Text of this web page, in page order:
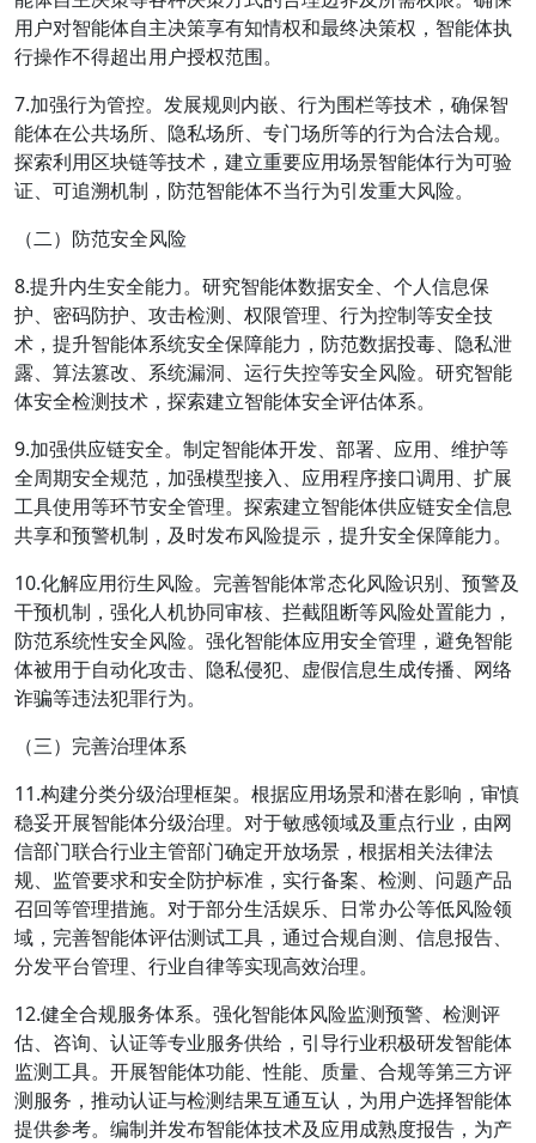
用户对智能体自主决策享有知情权和最终决策权，智能体执
行操作不得超出用户授权范围。
7.加强行为管控。发展规则内嵌、行为围栏等技术，确保智
能体在公共场所、隐私场所、专门场所等的行为合法合规。
探索利用区块链等技术，建立重要应用场景智能体行为可验
证、可追溯机制，防范智能体不当行为引发重大风险。
（二）防范安全风险
8.提升内生安全能力。研究智能体数据安全、个人信息保
护、密码防护、攻击检测、权限管理、行为控制等安全技
术，提升智能体系统安全保障能力，防范数据投毒、隐私泄
露、算法篡改、系统漏洞、运行失控等安全风险。研究智能
体安全检测技术，探索建立智能体安全评估体系。
9.加强供应链安全。制定智能体开发、部署、应用、维护等
全周期安全规范，加强模型接入、应用程序接口调用、扩展
工具使用等环节安全管理。探索建立智能体供应链安全信息
共享和预警机制，及时发布风险提示，提升安全保障能力。
10.化解应用衍生风险。完善智能体常态化风险识别、预警及
干预机制，强化人机协同审核、拦截阻断等风险处置能力，
防范系统性安全风险。强化智能体应用安全管理，避免智能
体被用于自动化攻击、隐私侵犯、虚假信息生成传播、网络
诈骗等违法犯罪行为。
（三）完善治理体系
11.构建分类分级治理框架。根据应用场景和潜在影响，审慎
稳妥开展智能体分级治理。对于敏感领域及重点行业，由网
信部门联合行业主管部门确定开放场景，根据相关法律法
规、监管要求和安全防护标准，实行备案、检测、问题产品
召回等管理措施。对于部分生活娱乐、日常办公等低风险领
域，完善智能体评估测试工具，通过合规自测、信息报告、
分发平台管理、行业自律等实现高效治理。
12.健全合规服务体系。强化智能体风险监测预警、检测评
估、咨询、认证等专业服务供给，引导行业积极研发智能体
监测工具。开展智能体功能、性能、质量、合规等第三方评
测服务，推动认证与检测结果互通互认，为用户选择智能体
提供参考。编制并发布智能体技术及应用成熟度报告，为产